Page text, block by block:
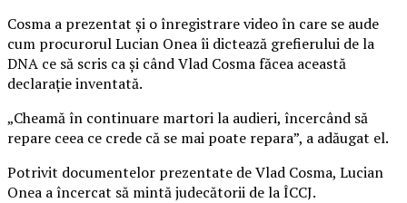
Cosma a prezentat și o înregistrare video în care se aude
cum procurorul Lucian Onea îi dictează grefierului de la
DNA ce să scris ca și când Vlad Cosma făcea această
declarație inventată.
„Cheamă în continuare martori la audieri, încercând să
repare ceea ce crede că se mai poate repara”, a adăugat el.
Potrivit documentelor prezentate de Vlad Cosma, Lucian
Onea a încercat să mintă judecătorii de la ÎCCJ.